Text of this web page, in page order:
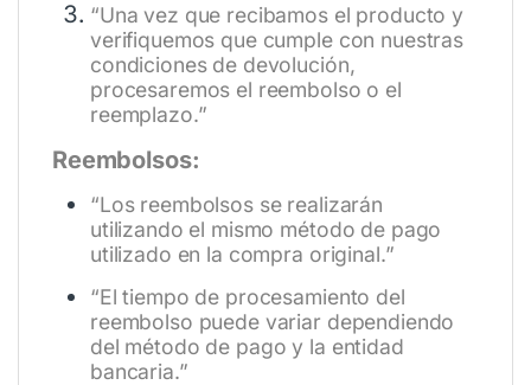
“Una vez que recibamos el producto y
verifiquemos que cumple con nuestras
condiciones de devolución,
procesaremos el reembolso o el
reemplazo.”
Reembolsos:
“Los reembolsos se realizarán
utilizando el mismo método de pago
utilizado en la compra original.”
“El tiempo de procesamiento del
reembolso puede variar dependiendo
del método de pago y la entidad
bancaria.”